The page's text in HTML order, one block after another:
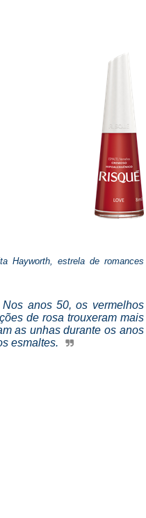
Hayworth, estrela de romances
anos 50, os vermelhos
de rosa trouxeram mais
as unhas durante os anos
esmaltes.